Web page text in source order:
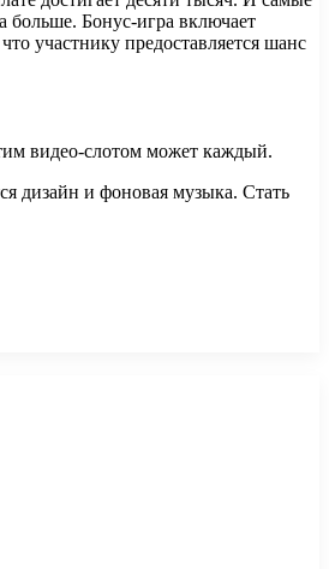
больше. Бонус-игра включает
участнику предоставляется шанс
видео-слотом может каждый.
дизайн и фоновая музыка. Стать